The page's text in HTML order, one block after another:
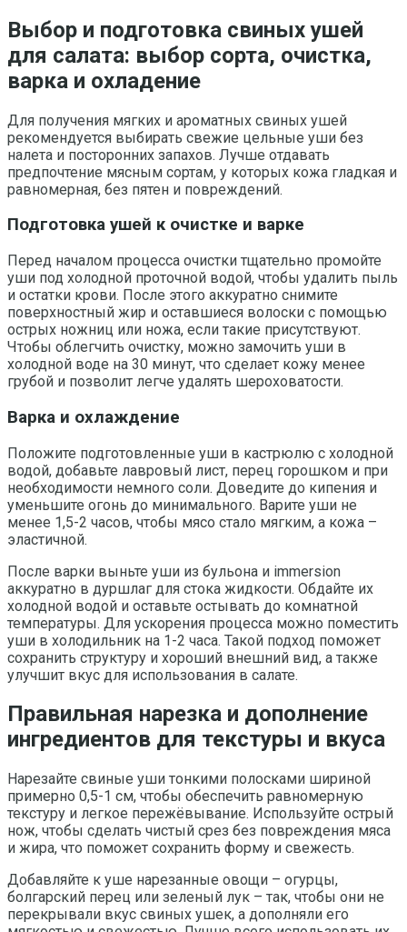
Выбор и подготовка свиных ушей
для салата: выбор сорта, очистка,
варка и охладение
Для получения мягких и ароматных свиных ушей
рекомендуется выбирать свежие цельные уши без
налета и посторонних запахов. Лучше отдавать
предпочтение мясным сортам, у которых кожа гладкая и
равномерная, без пятен и повреждений.
Подготовка ушей к очистке и варке
Перед началом процесса очистки тщательно промойте
уши под холодной проточной водой, чтобы удалить пыль
и остатки крови. После этого аккуратно снимите
поверхностный жир и оставшиеся волоски с помощью
острых ножниц или ножа, если такие присутствуют.
Чтобы облегчить очистку, можно замочить уши в
холодной воде на 30 минут, что сделает кожу менее
грубой и позволит легче удалять шероховатости.
Варка и охлаждение
Положите подготовленные уши в кастрюлю с холодной
водой, добавьте лавровый лист, перец горошком и при
необходимости немного соли. Доведите до кипения и
уменьшите огонь до минимального. Варите уши не
менее 1,5-2 часов, чтобы мясо стало мягким, а кожа –
эластичной.
После варки выньте уши из бульона и immersion
аккуратно в дуршлаг для стока жидкости. Обдайте их
холодной водой и оставьте остывать до комнатной
температуры. Для ускорения процесса можно поместить
уши в холодильник на 1-2 часа. Такой подход поможет
сохранить структуру и хороший внешний вид, а также
улучшит вкус для использования в салате.
Правильная нарезка и дополнение
ингредиентов для текстуры и вкуса
Нарезайте свиные уши тонкими полосками шириной
примерно 0,5-1 см, чтобы обеспечить равномерную
текстуру и легкое пережёвывание. Используйте острый
нож, чтобы сделать чистый срез без повреждения мяса
и жира, что поможет сохранить форму и свежесть.
Добавляйте к уше нарезанные овощи – огурцы,
болгарский перец или зеленый лук – так, чтобы они не
перекрывали вкус свиных ушек, а дополняли его